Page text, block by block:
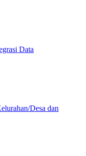
Data
Desa dan